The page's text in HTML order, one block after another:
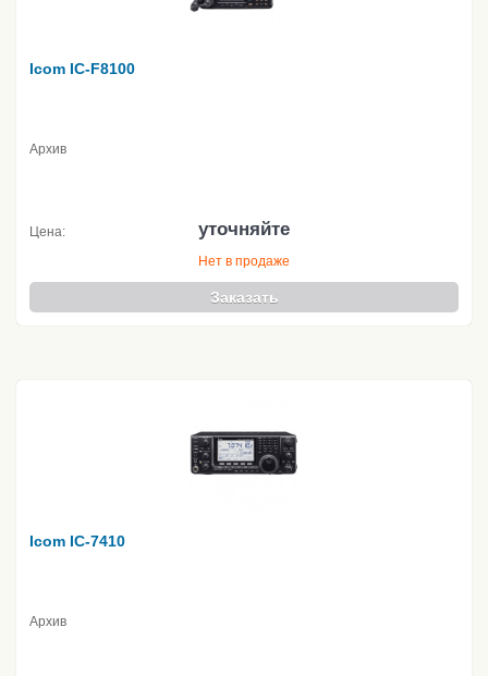
Icom IC-F8100
Архив
Цена: уточняйте
Нет в продаже
Заказать
Icom IC-7410
Архив